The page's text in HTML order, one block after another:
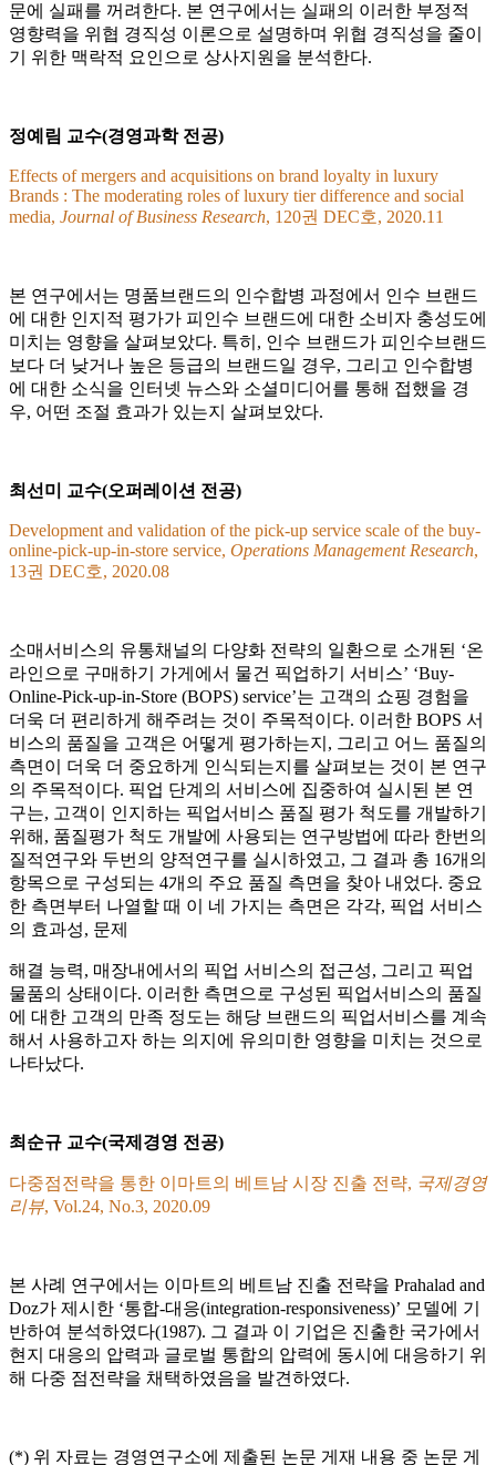
문에 실패를 꺼려한다. 본 연구에서는 실패의 이러한 부정적
영향력을 위협 경직성 이론으로 설명하며 위협 경직성을 줄이
기 위한 맥락적 요인으로 상사지원을 분석한다.
정예림 교수(경영과학 전공)
Effects of mergers and acquisitions on brand loyalty in luxury
Brands : The moderating roles of luxury tier difference and social
media, Journal of Business Research, 120권 DEC호, 2020.11
본 연구에서는 명품브랜드의 인수합병 과정에서 인수 브랜드
에 대한 인지적 평가가 피인수 브랜드에 대한 소비자 충성도에
미치는 영향을 살펴보았다. 특히, 인수 브랜드가 피인수브랜드
보다 더 낮거나 높은 등급의 브랜드일 경우, 그리고 인수합병
에 대한 소식을 인터넷 뉴스와 소셜미디어를 통해 접했을 경
우, 어떤 조절 효과가 있는지 살펴보았다.
최선미 교수(오퍼레이션 전공)
Development and validation of the pick-up service scale of the buy-
online-pick-up-in-store service, Operations Management Research,
13권 DEC호, 2020.08
소매서비스의 유통채널의 다양화 전략의 일환으로 소개된 ‘온
라인으로 구매하기 가게에서 물건 픽업하기 서비스’ ‘Buy-
Online-Pick-up-in-Store (BOPS) service’는 고객의 쇼핑 경험을
더욱 더 편리하게 해주려는 것이 주목적이다. 이러한 BOPS 서
비스의 품질을 고객은 어떻게 평가하는지, 그리고 어느 품질의
측면이 더욱 더 중요하게 인식되는지를 살펴보는 것이 본 연구
의 주목적이다. 픽업 단계의 서비스에 집중하여 실시된 본 연
구는, 고객이 인지하는 픽업서비스 품질 평가 척도를 개발하기
위해, 품질평가 척도 개발에 사용되는 연구방법에 따라 한번의
질적연구와 두번의 양적연구를 실시하였고, 그 결과 총 16개의
항목으로 구성되는 4개의 주요 품질 측면을 찾아 내었다. 중요
한 측면부터 나열할 때 이 네 가지는 측면은 각각, 픽업 서비스
의 효과성, 문제
해결 능력, 매장내에서의 픽업 서비스의 접근성, 그리고 픽업
물품의 상태이다. 이러한 측면으로 구성된 픽업서비스의 품질
에 대한 고객의 만족 정도는 해당 브랜드의 픽업서비스를 계속
해서 사용하고자 하는 의지에 유의미한 영향을 미치는 것으로
나타났다.
최순규 교수(국제경영 전공)
다중점전략을 통한 이마트의 베트남 시장 진출 전략, 국제경영
리뷰, Vol.24, No.3, 2020.09
본 사례 연구에서는 이마트의 베트남 진출 전략을 Prahalad and
Doz가 제시한 ‘통합-대응(integration-responsiveness)’ 모델에 기
반하여 분석하였다(1987). 그 결과 이 기업은 진출한 국가에서
현지 대응의 압력과 글로벌 통합의 압력에 동시에 대응하기 위
해 다중 점전략을 채택하였음을 발견하였다.
(*) 위 자료는 경영연구소에 제출된 논문 게재 내용 중 논문 게